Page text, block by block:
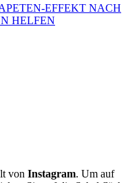
EFFEKT NACH
HELFEN
von Instagram. Um auf